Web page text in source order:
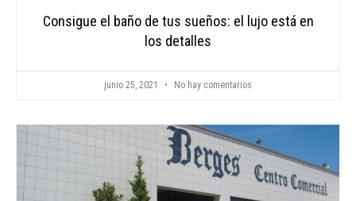
Consigue el baño de tus sueños: el lujo está en
los detalles
junio 25, 2021 No hay comentarios